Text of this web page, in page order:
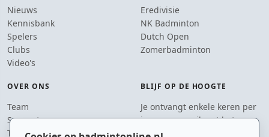
Nieuws
Kennisbank
Spelers
Clubs
Video's
Eredivisie
NK Badminton
Dutch Open
Zomerbadminton
OVER ONS
Team
Supporters
Tip de redactie
BLIJF OP DE HOOGTE
Je ontvangt enkele keren per
jaar een e-mail met het
laatste badmintonnieuws.